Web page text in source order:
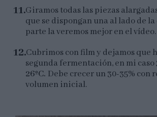
Giramos todas las piezas
que se dispongan una al lado de la
parte la veremos mejor en el vídeo.
Cubrimos con film y dejamos que
segunda fermentación, en mi caso
26ºC. Debe crecer un 30-35% con
volumen inicial.